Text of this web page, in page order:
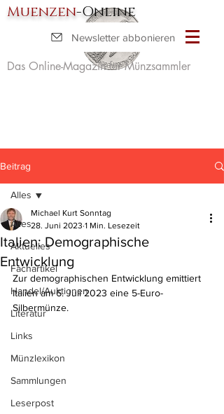
Muenzen-Online
Das Online-Magazin für Münzsammler
Newsletter abbonieren
Beitrag
Alles
Aktuelles
Fachartikel
Handel/Auktionen
Literatur
Links
Münzlexikon
Sammlungen
Leserpost
Alles
Italien: Demographische
Entwicklung
Michael Kurt Sonntag
28. Juni 2023 1 Min. Lesezeit
Zur demographischen Entwicklung emittiert
Italien am 6. Juli 2023 eine 5-Euro-
Silbermünze.